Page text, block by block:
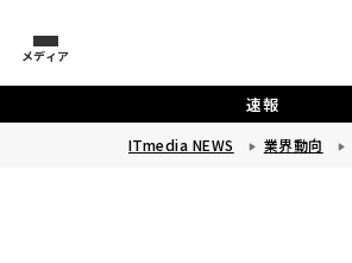
メディア
速報
ITmedia NEWS 業界動向